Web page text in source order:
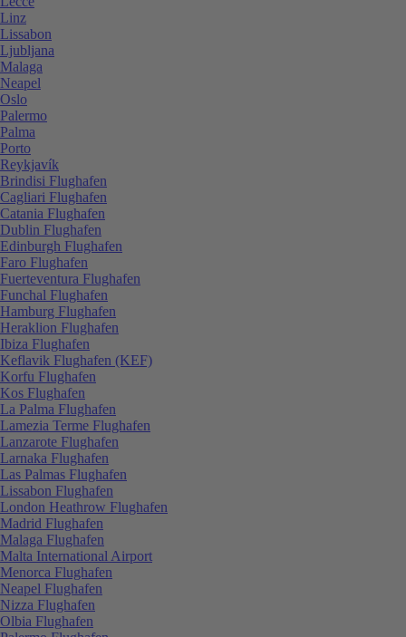
Linz
Lissabon
Ljubljana
Malaga
Neapel
Oslo
Palermo
Palma
Porto
Reykjavík
Brindisi Flughafen
Cagliari Flughafen
Catania Flughafen
Dublin Flughafen
Edinburgh Flughafen
Faro Flughafen
Fuerteventura Flughafen
Funchal Flughafen
Hamburg Flughafen
Heraklion Flughafen
Ibiza Flughafen
Keflavik Flughafen (KEF)
Korfu Flughafen
Kos Flughafen
La Palma Flughafen
Lamezia Terme Flughafen
Lanzarote Flughafen
Larnaka Flughafen
Las Palmas Flughafen
Lissabon Flughafen
London Heathrow Flughafen
Madrid Flughafen
Malaga Flughafen
Malta International Airport
Menorca Flughafen
Neapel Flughafen
Nizza Flughafen
Olbia Flughafen